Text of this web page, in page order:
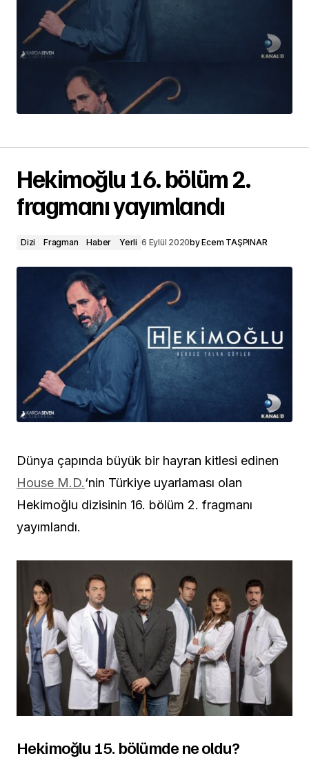
Hekimoğlu 16. bölüm 2.
fragmanı yayımlandı
Dizi Fragman Haber Yerli 6 Eylül 2020byEcem TAŞPINAR
Dünya çapında büyük bir hayran kitlesi edinen
House M.D.‘nin Türkiye uyarlaması olan
Hekimoğlu dizisinin 16. bölüm 2. fragmanı
yayımlandı.
Hekimoğlu 15. bölümde ne oldu?